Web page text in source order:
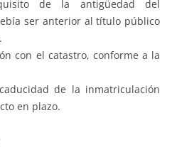
de la antigüedad del
ser anterior al título público
con el catastro, conforme a la
de la inmatriculación
en plazo.